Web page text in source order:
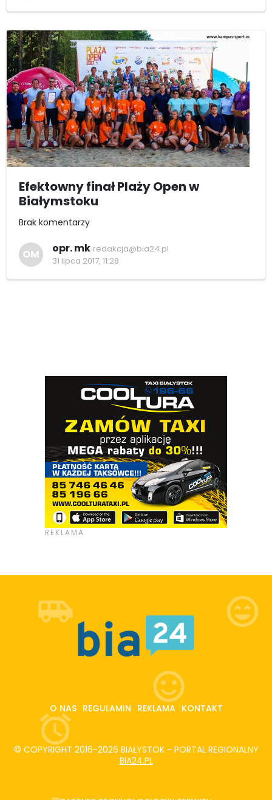
Efektowny finał Plaży Open w
Białymstoku
Brak komentarzy
OM opr. mk redakcja@bia24.pl
31 lipca 2017, 11:28
O NAS REGULAMIN REKLAMA KONTAKT
© COPYRIGHT 2016-2026 BIAŁYSTOK - PORTAL REGIONALNY
BIA24.PL